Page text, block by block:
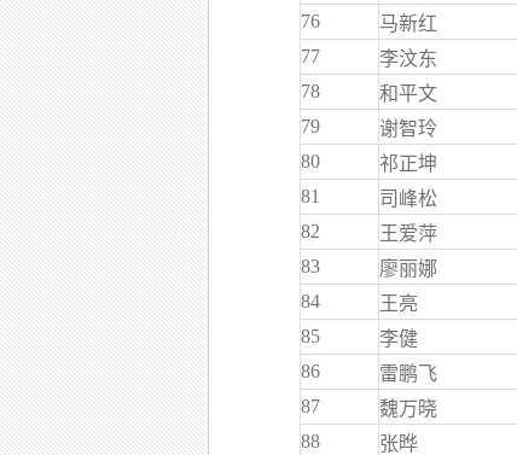
76
马新红
77
李汶东
78
和平文
79
谢智玲
80
祁正坤
81
司峰松
82
王爱萍
83
廖丽娜
84
王亮
85
李健
86
雷鹏飞
87
魏万晓
88
张晔